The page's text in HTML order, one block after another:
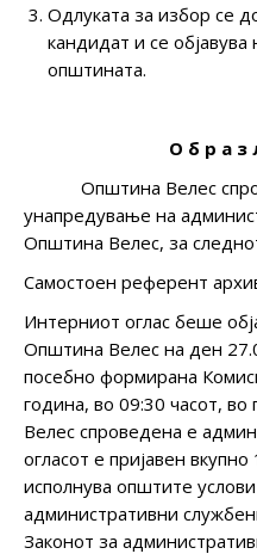
Одлуката за избор се
кандидат и се
општината.
О б р а з
Општина Велес
унапредување на
Општина Велес, за
Самостоен референт
Интерниот оглас беше
Општина Велес на ден
посебно формирана
година, во 09:30 часот,
Велес спроведена е
огласот е пријавен
исполнува општите
административни
Законот за